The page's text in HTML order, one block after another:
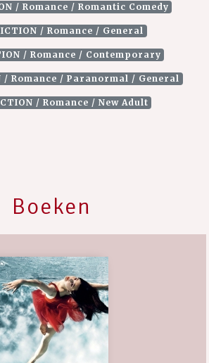
/ Romance / Romantic Comedy
/ Romance / General
/ Romance / Contemporary
/ Romance / Paranormal / General
/ Romance / New Adult
Boeken